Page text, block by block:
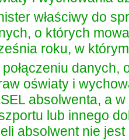
właściwy do
o których
roku, w
połączeniu danych,
oświaty i
absolwenta, a
lub innego
absolwent nie